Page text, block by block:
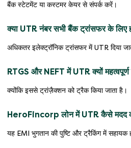
बैंक स्टेटमेंट या कस्टमर केयर से संपर्क करें।
क्या UTR नंबर सभी बैंक ट्रांसफर के लिए
अधिकतर इलेक्ट्रॉनिक ट्रांसफर में UTR दिया
RTGS और NEFT में UTR क्यों
क्योंकि इससे ट्रांज़ैक्शन को ट्रैक किया जाता है।
HeroFincorp लोन में UTR कैसे मदद
यह EMI भुगतान की पुष्टि और ट्रैकिंग में सहायक